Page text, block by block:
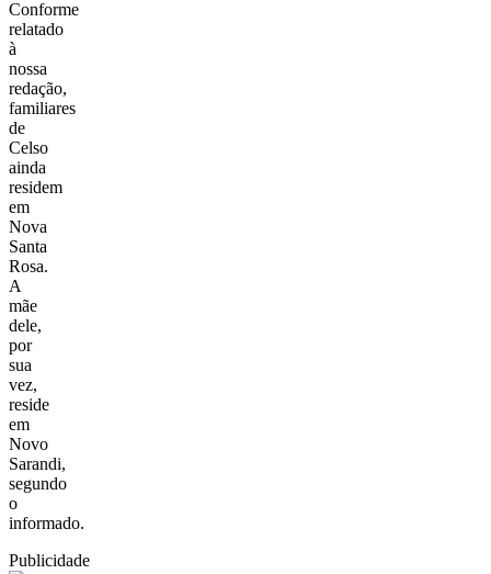
Conforme
relatado
à
nossa
redação,
familiares
de
Celso
ainda
residem
em
Nova
Santa
Rosa.
A
mãe
dele,
por
sua
vez,
reside
em
Novo
Sarandi,
segundo
o
informado.
Publicidade